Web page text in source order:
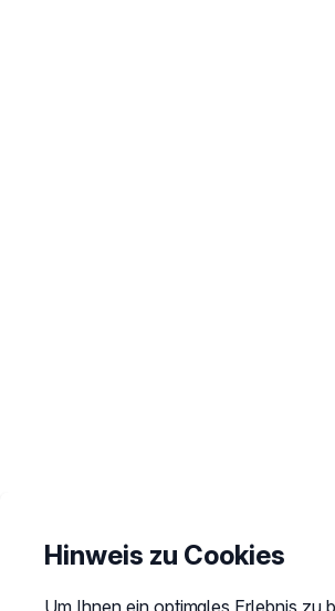
Hinweis zu Cookies
Um Ihnen ein optimales Erlebnis zu